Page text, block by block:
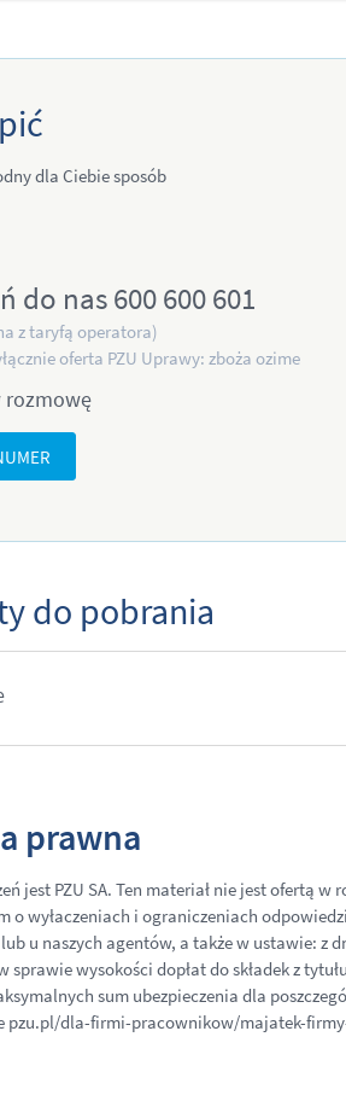
dla Ciebie sposób
do nas 600 600 601
z taryfą operatora)
oferta PZU Uprawy: zboża ozime
rozmowę
do pobrania
prawna
jest PZU SA. Ten materiał nie jest ofertą
o wyłaczeniach i ograniczeniach
u naszych agentów, a także w ustawie:
sprawie wysokości dopłat do składek z
sum ubezpieczenia dla
pzu.pl/dla-firmi-pracownikow/majatek-